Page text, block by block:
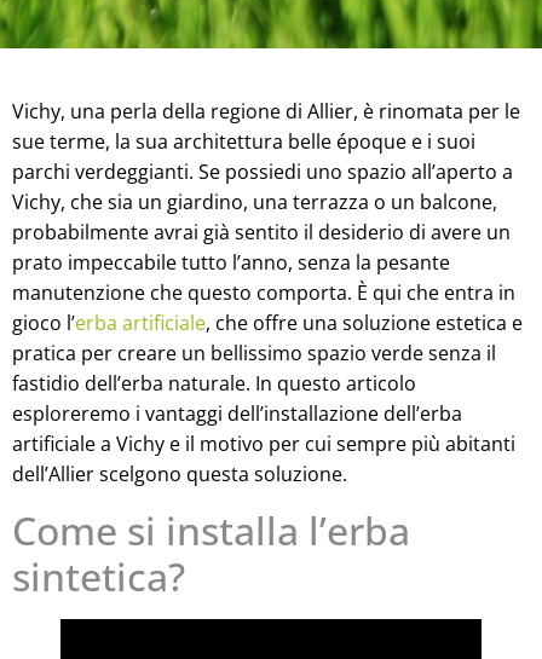
Vichy, una perla della regione di Allier, è rinomata per le
sue terme, la sua architettura belle époque e i suoi
parchi verdeggianti. Se possiedi uno spazio all’aperto a
Vichy, che sia un giardino, una terrazza o un balcone,
probabilmente avrai già sentito il desiderio di avere un
prato impeccabile tutto l’anno, senza la pesante
manutenzione che questo comporta. È qui che entra in
gioco l’erba artificiale, che offre una soluzione estetica e
pratica per creare un bellissimo spazio verde senza il
fastidio dell’erba naturale. In questo articolo
esploreremo i vantaggi dell’installazione dell’erba
artificiale a Vichy e il motivo per cui sempre più abitanti
dell’Allier scelgono questa soluzione.
Come si installa l’erba
sintetica?